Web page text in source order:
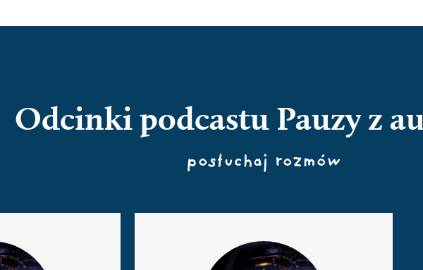
Odcinki podcastu Pauzy z
posłuchaj rozmów